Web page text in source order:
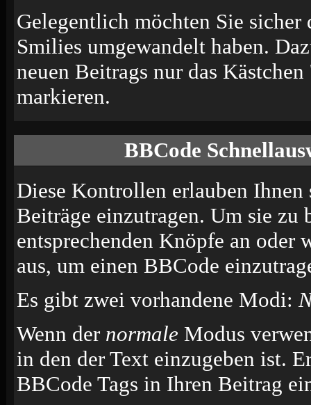
Gelegentlich möchten Sie
Smilies umgewandelt haben.
neuen Beitrags nur das
markieren.
BBCode
Diese Kontrollen erlauben
Beiträge einzutragen. Um sie zu
entsprechenden Knöpfe an oder
aus, um einen BBCode
Es gibt zwei vorhandene Modi:
Wenn der normale Modus
in den der Text einzugeben ist.
BBCode Tags in Ihren Beitrag